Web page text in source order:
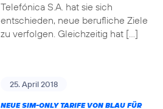
Telefónica S.A. hat sie sich
entschieden, neue berufliche Ziele
zu verfolgen. Gleichzeitig hat […]
25. April 2018
NEUE SIM-ONLY TARIFE VON BLAU FÜR